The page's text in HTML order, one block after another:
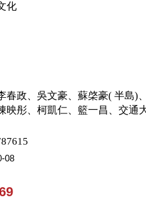
化
春政、吳文豪、蘇棨豪( 半島)
映彤、柯凱仁、籃一昌、交通
08